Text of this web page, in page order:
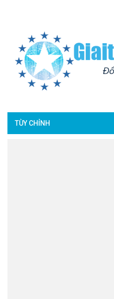
TÙY CHỈNH